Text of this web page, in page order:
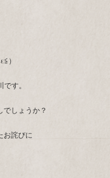
）
す。
でしょうか？
お詫びに